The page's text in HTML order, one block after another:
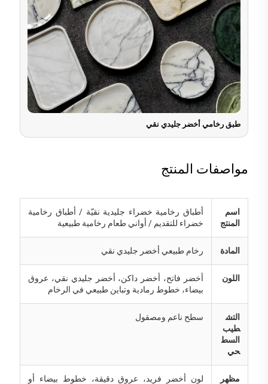
طبق رخامي أخضر جليدي نقي
مواصفات المنتج
اسم
المنتج
أطباق رخامية خضراء جليدية نقيّة / أطباق رخامية
خضراء للتقديم / أواني طعام رخامية طبيعية
المادة رخام طبيعي أخضر جليدي نقي
اللون
أخضر فاتح، أخضر داكن، أخضر جليدي نقي، عروق
بيضاء، خطوط رمادية وتباين طبيعي في الرخام
التش
طيب
السط
حي
سطح ناعم ومصقول
مظهر
لون أخضر فريد، عروق دقيقة، خطوط بيضاء أو